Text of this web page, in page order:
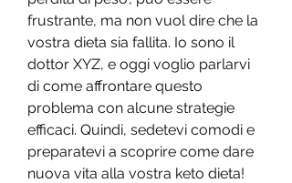
frustrante, ma non vuol dire che la
vostra dieta sia fallita. Io sono il
dottor XYZ, e oggi voglio parlarvi
di come affrontare questo
problema con alcune strategie
efficaci. Quindi, sedetevi comodi e
preparatevi a scoprire come dare
nuova vita alla vostra keto dieta!